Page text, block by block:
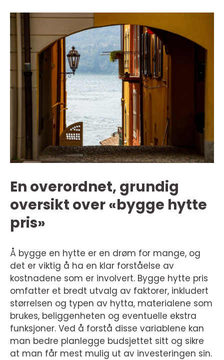
En overordnet, grundig
oversikt over «bygge hytte
pris»
Å bygge en hytte er en drøm for mange, og
det er viktig å ha en klar forståelse av
kostnadene som er involvert. Bygge hytte pris
omfatter et bredt utvalg av faktorer, inkludert
størrelsen og typen av hytta, materialene som
brukes, beliggenheten og eventuelle ekstra
funksjoner. Ved å forstå disse variablene kan
man bedre planlegge budsjettet sitt og sikre
at man får mest mulig ut av investeringen sin.